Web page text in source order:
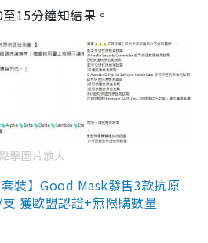
15分鐘知結果。
點擊圖片放大
裝】Good Mask發售3款抗原
獲歐盟認證+無限購數量